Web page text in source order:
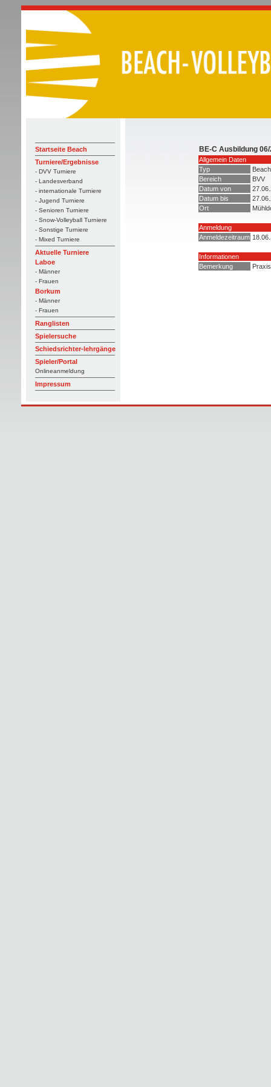
Startseite Beach
Turniere/Ergebnisse
- DVV Turniere
- Landesverband
- internationale Turniere
- Jugend Turniere
- Senioren Turniere
- Snow-Volleyball Turniere
- Sonstige Turniere
- Mixed Turniere
Aktuelle Turniere
Laboe
- Männer
- Frauen
Borkum
- Männer
- Frauen
Ranglisten
Spielersuche
Schiedsrichter-lehrgänge
Spieler/Portal
Onlineanmeldung
Impressum
BE-C Ausbildung 06/
Allgemein Daten
Typ
Bereich
BVV
Datum von
Datum bis
Ort
Anmeldung
Anmeldezeitraum
Informationen
Bemerkung